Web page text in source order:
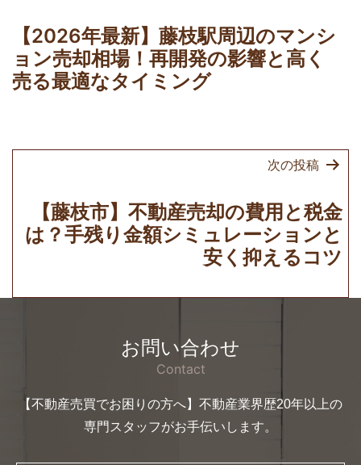
ナ
ビ
ゲ
ョ
【2026年最新】藤枝駅周辺のマンシ
ョン売却相場！再開発の影響と高く
売る最適なタイミング
次の投稿
【藤枝市】不動産売却の費用と税金
は？手残り金額シミュレーションと
安く抑えるコツ
お問い合わせ
Contact
【不動産売買でお困りの方へ】不動産業界歴20年以上の
専門スタッフがお手伝いします。